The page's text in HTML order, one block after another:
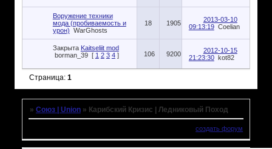
Воружение техники
мода (пробиваемость и
урон) WarGhosts
18 1905
2013-03-10
09:13:19 Coelian
Закрыта Kaitseliit mod
borman_39 [ 1 2 3 4 ] 106 9200
2012-10-15
21:23:30 kot82
Страница: 1
» Союз | Union » Карибский Кризис | Ледниковый Поход
создать форум